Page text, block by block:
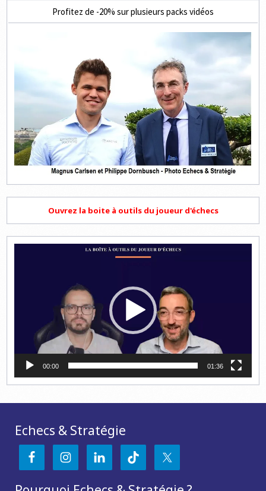
Profitez de -20% sur plusieurs packs vidéos
Ouvrez la boite à outils du joueur d'échecs
00:00 01:36
Echecs & Stratégie